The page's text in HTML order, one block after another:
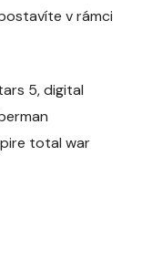
v rámci
5, digital
total war